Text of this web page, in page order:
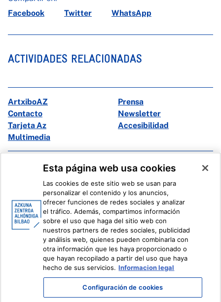
Facebook
Twitter WhatsApp
ACTIVIDADES RELACIONADAS
ArtxiboAZ
Prensa
Contacto
Newsletter
Tarjeta Az
Accesibilidad
Multimedia
Facebook
X
Ivoox
Información legal Sistema Interno de Información
Esta página web usa cookies
Las cookies de este sitio web se usan para
personalizar el contenido y los anuncios,
ofrecer funciones de redes sociales y analizar
el tráfico. Además, compartimos información
sobre el uso que haga del sitio web con
nuestros partners de redes sociales, publicidad
y análisis web, quienes pueden combinarla con
otra información que les haya proporcionado o
que hayan recopilado a partir del uso que haya
hecho de sus servicios. Informacion legal
Configuración de cookies